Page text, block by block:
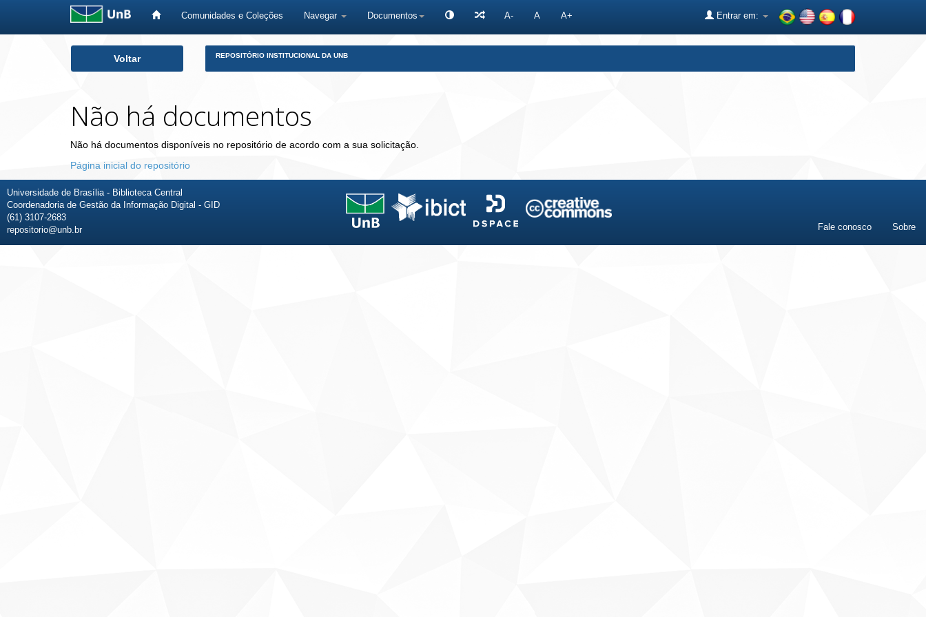
Comunidades e Coleções Navegar Documentos A- A A+ Entrar em:
Voltar REPOSITÓRIO INSTITUCIONAL DA UNB
Não há documentos
Não há documentos disponíveis no repositório de acordo com a sua solicitação.
Página inicial do repositório
Universidade de Brasília - Biblioteca Central
Coordenadoria de Gestão da Informação Digital - GID
(61) 3107-2683
repositorio@unb.br
Fale conosco Sobre